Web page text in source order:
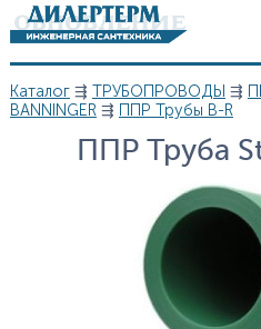
Перейти к основному
Вы здесь
Каталог⇶ ТРУБОПРОВОДЫ ⇶
BANNINGER⇶ ППР Трубы B-R
ППР Труба